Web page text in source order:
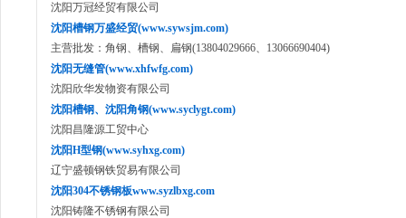
沈阳万冠经贸有限公司
沈阳槽钢万盛经贸(www.sywsjm.com)
主营批发：角钢、槽钢、扁钢(13804029666、13066690404)
沈阳无缝管(www.xhfwfg.com)
沈阳欣华发物资有限公司
沈阳槽钢、沈阳角钢(www.syclygt.com)
沈阳昌隆源工贸中心
沈阳H型钢(www.syhxg.com)
辽宁盛顿钢铁贸易有限公司
沈阳304不锈钢板www.syzlbxg.com
沈阳铸隆不锈钢有限公司